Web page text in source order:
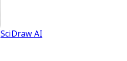
SciDraw AI